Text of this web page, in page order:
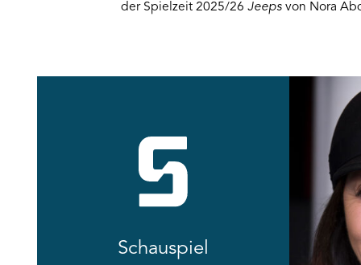
der Spielzeit 2025/26Jeeps von Nora
Schauspiel